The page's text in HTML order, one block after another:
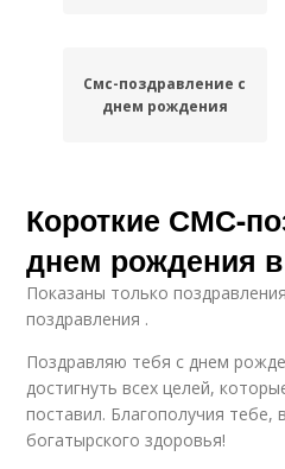
Смс-поздравление с
днем рождения
перед длинными
Короткие СМС-
днем рождения
Показаны только
поздравления .
Поздравляю тебя с днем
достигнуть всех целей,
поставил. Благополучия тебе,
богатырского здоровья!